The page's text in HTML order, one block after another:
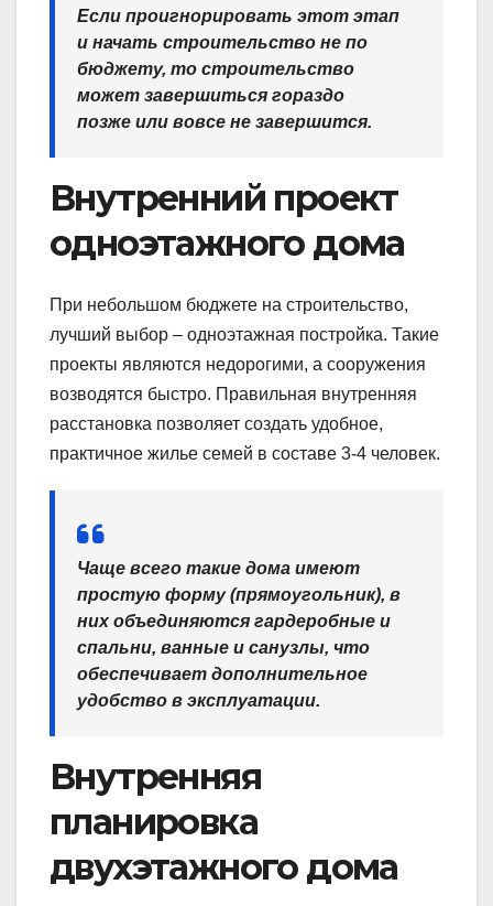
Если проигнорировать этот этап
и начать строительство не по
бюджету, то строительство
может завершиться гораздо
позже или вовсе не завершится.
Внутренний проект
одноэтажного дома
При небольшом бюджете на строительство,
лучший выбор – одноэтажная постройка. Такие
проекты являются недорогими, а сооружения
возводятся быстро. Правильная внутренняя
расстановка позволяет создать удобное,
практичное жилье семей в составе 3-4 человек.
Чаще всего такие дома имеют
простую форму (прямоугольник), в
них объединяются гардеробные и
спальни, ванные и санузлы, что
обеспечивает дополнительное
удобство в эксплуатации.
Внутренняя
планировка
двухэтажного дома